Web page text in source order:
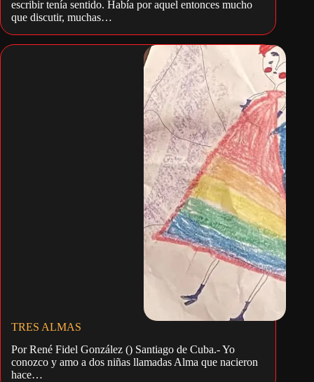
escribir tenía sentido. Había por aquel entonces mucho
que discutir, muchas…
TRES ALMAS
Por René Fidel González () Santiago de Cuba.- Yo
conozco y amo a dos niñas llamadas Alma que nacieron
hace…